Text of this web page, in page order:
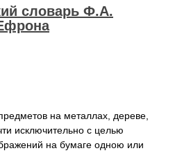
словарь Ф.А.
на металлах, дереве,
исключительно с целью
на бумаге одною или